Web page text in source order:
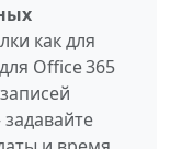
как для
Office 365